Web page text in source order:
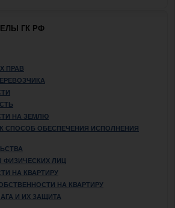
ГК РФ
ПРАВ
НА ЗЕМЛЮ
СПОСОБ ОБЕСПЕЧЕНИЯ ИСПОЛНЕНИЯ
ФИЗИЧЕСКИХ ЛИЦ
НА КВАРТИРУ
НА КВАРТИРУ
И ИХ ЗАЩИТА